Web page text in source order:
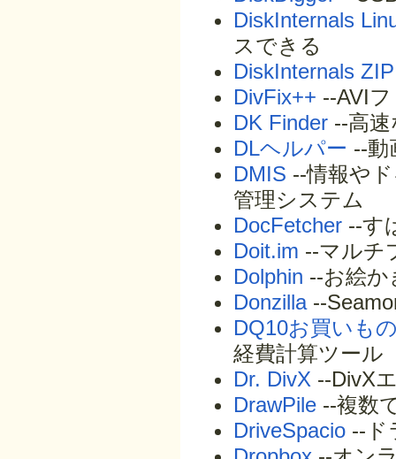
DiskInternals
スできる
DiskInternals
DivFix++ --AVI
DK Finder --高
DLヘルパー --動
DMIS --情報や
管理システム
DocFetcher --す
Doit.im --マルチ
Dolphin --お絵か
Donzilla--
DQ10お買いも
経費計算ツール
Dr. DivX --DivX
DrawPile --複数
DriveSpacio --ド